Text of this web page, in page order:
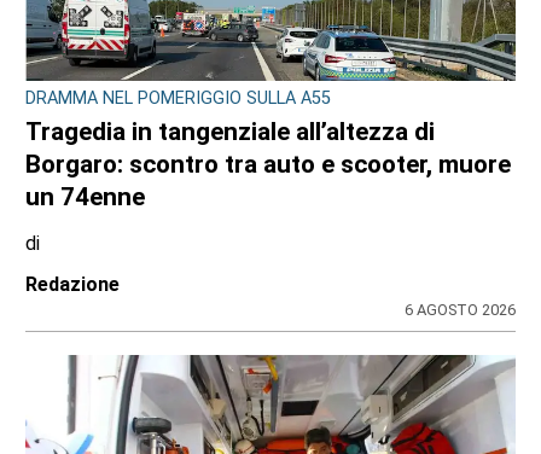
DRAMMA NEL POMERIGGIO SULLA A55
Tragedia in tangenziale all’altezza di
Borgaro: scontro tra auto e scooter, muore
un 74enne
di
Redazione
6 AGOSTO 2026